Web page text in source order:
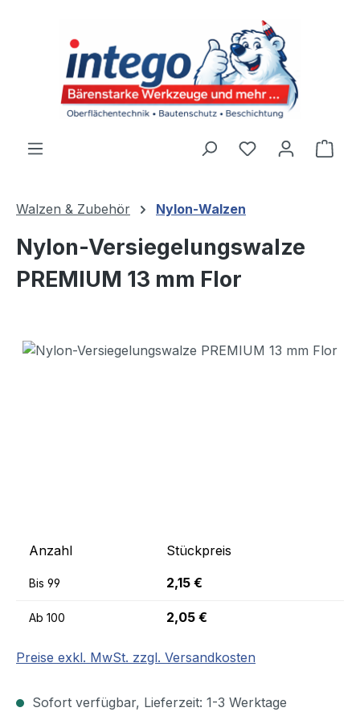
Du hast 0
Walzen & Zubehör Nylon-Walzen
Nylon-Versiegelungswalze
PREMIUM 13 mm Flor
Bildergalerie überspringen
Anzahl Stückpreis
Bis 99 2,15 €
Ab 100 2,05 €
Preise exkl. MwSt. zzgl. Versandkosten
Sofort verfügbar, Lieferzeit: 1-3 Werktage